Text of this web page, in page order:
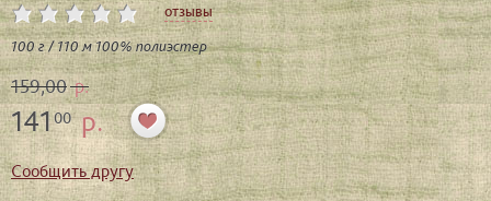
отзывы
100 г / 110 м 100% полиэстер
159,00р.
14100р.
Сообщить другу